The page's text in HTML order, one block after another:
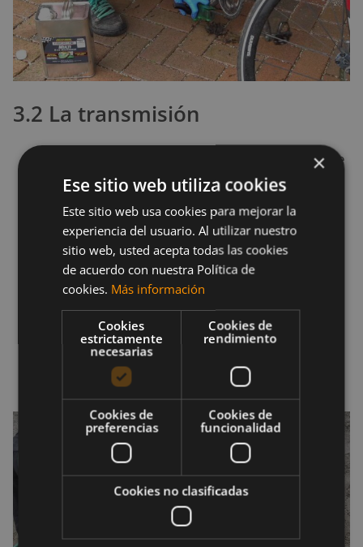
3.2 La transmisión
Sumerge un cepillo de cerdas duras en uno de
los cubos precargados y frota los platos.
Recomendamosusar un cepillo de botella
para entrar en las grietasalrededor de los
dientes, poleas y anillos.
Enjuaga con un chorro suave de agua y repite
si todavía ves que sigue sucia.
Agarra la rueda trasera y gotea un poco de
jabón en el cassette, frota y, por último
×
Ese sitio web utiliza cookies
Este sitio web usa cookies para mejorar la
experiencia del usuario. Al utilizar nuestro
sitio web, usted acepta todas las cookies
de acuerdo con nuestra Política de
cookies. Más información
Cookies
estrictamente
necesarias
Cookies de
rendimiento
Cookies de
preferencias
Cookies de
funcionalidad
Cookies no clasificadas